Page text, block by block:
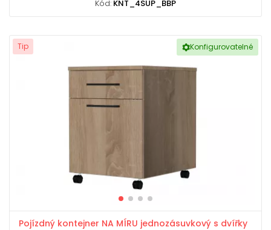
Kód: KNT_4SUP_BBP
Konfigurovatelné
Tip
Pojízdný kontejner NA MÍRU jednozásuvkový s dvířky